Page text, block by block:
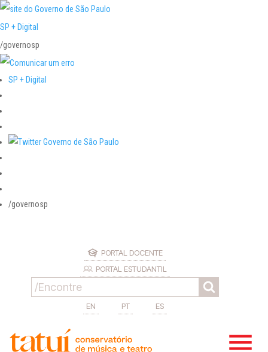
SP + Digital
/governosp
SP + Digital
/governosp
PORTAL DOCENTE
PORTAL ESTUDANTIL
EN PT ES